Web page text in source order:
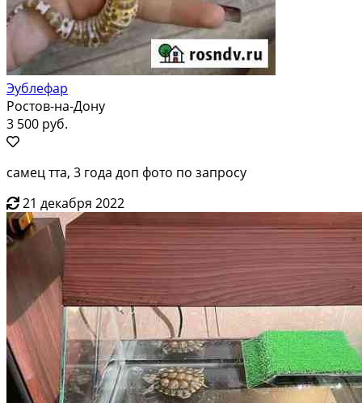
Эублефар
Ростов-на-Дону
3 500 руб.
самец тта, 3 года доп фото по запросу
21 декабря 2022